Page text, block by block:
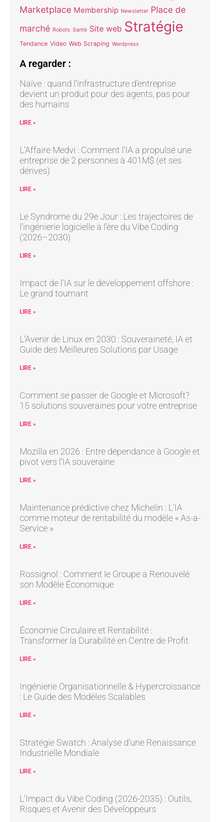
Marketplace Membership Newsletter Place de
marché Robots Santé Site web Stratégie
Tendance Video Web Scraping Wordpress
A regarder :
Naïve : quand l’infrastructure d’entreprise
devient un produit pour des agents, pas pour
des humains
LIRE »
L’Affaire Medvi : Comment l’IA a propulsé une
entreprise de 2 personnes à 401M$ (et ses
dérives)
LIRE »
Le Syndrome du 29e Jour : Les trajectoires de
l’ingénierie logicielle à l’ère du Vibe Coding
(2026–2030)
LIRE »
Impact de l’IA sur le développement offshore :
Le grand tournant
LIRE »
L’Avenir de Linux en 2030 : Souveraineté, IA et
Guide des Meilleures Solutions par Usage
LIRE »
Comment se passer de Google et Microsoft?
15 solutions souveraines pour votre entreprise
LIRE »
Mozilla en 2026 : Entre dépendance à Google et
pivot vers l’IA souveraine
LIRE »
Maintenance prédictive chez Michelin : L’IA
comme moteur de rentabilité du modèle « As-a-
Service »
LIRE »
Rossignol : Comment le Groupe a Renouvelé
son Modèle Économique
LIRE »
Économie Circulaire et Rentabilité :
Transformer la Durabilité en Centre de Profit
LIRE »
Ingénierie Organisationnelle & Hypercroissance
: Le Guide des Modèles Scalables
LIRE »
Stratégie Swatch : Analyse d’une Renaissance
Industrielle Mondiale
LIRE »
L’Impact du Vibe Coding (2026-2035) : Outils,
Risques et Avenir des Développeurs